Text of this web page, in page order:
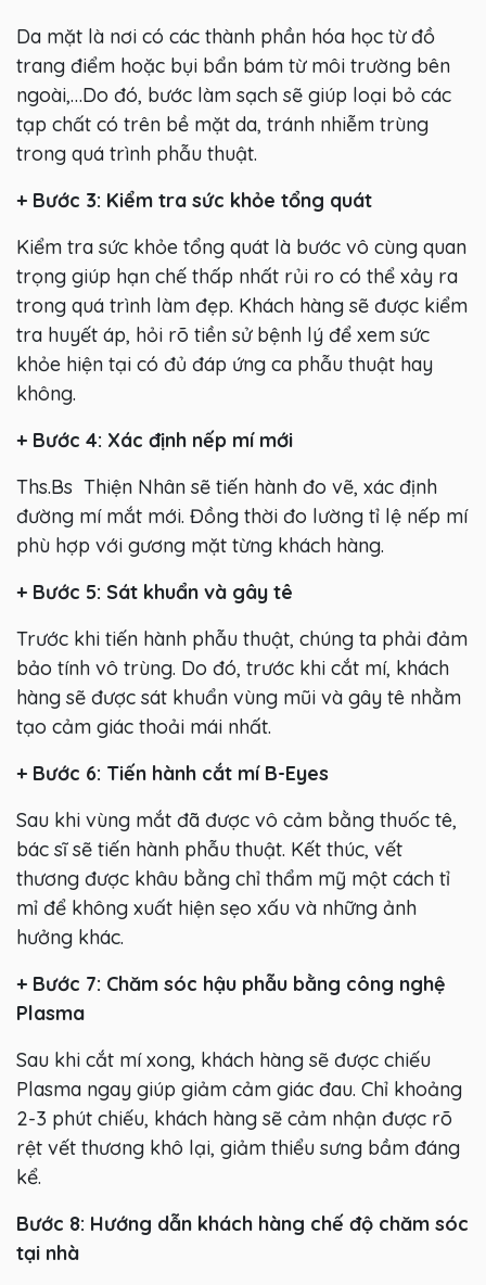
Da mặt là nơi có các thành phần hóa học từ đồ
trang điểm hoặc bụi bẩn bám từ môi trường bên
ngoài,…Do đó, bước làm sạch sẽ giúp loại bỏ các
tạp chất có trên bề mặt da, tránh nhiễm trùng
trong quá trình phẫu thuật.
+ Bước 3: Kiểm tra sức khỏe tổng quát
Kiểm tra sức khỏe tổng quát là bước vô cùng quan
trọng giúp hạn chế thấp nhất rủi ro có thể xảy ra
trong quá trình làm đẹp. Khách hàng sẽ được kiểm
tra huyết áp, hỏi rõ tiền sử bệnh lý để xem sức
khỏe hiện tại có đủ đáp ứng ca phẫu thuật hay
không.
+ Bước 4: Xác định nếp mí mới
Ths.Bs Thiện Nhân sẽ tiến hành đo vẽ, xác định
đường mí mắt mới. Đồng thời đo lường tỉ lệ nếp mí
phù hợp với gương mặt từng khách hàng.
+ Bước 5: Sát khuẩn và gây tê
Trước khi tiến hành phẫu thuật, chúng ta phải đảm
bảo tính vô trùng. Do đó, trước khi cắt mí, khách
hàng sẽ được sát khuẩn vùng mũi và gây tê nhằm
tạo cảm giác thoải mái nhất.
+ Bước 6: Tiến hành cắt mí B-Eyes
Sau khi vùng mắt đã được vô cảm bằng thuốc tê,
bác sĩ sẽ tiến hành phẫu thuật. Kết thúc, vết
thương được khâu bằng chỉ thẩm mỹ một cách tỉ
mỉ để không xuất hiện sẹo xấu và những ảnh
hưởng khác.
+ Bước 7: Chăm sóc hậu phẫu bằng công nghệ
Plasma
Sau khi cắt mí xong, khách hàng sẽ được chiếu
Plasma ngay giúp giảm cảm giác đau. Chỉ khoảng
2-3 phút chiếu, khách hàng sẽ cảm nhận được rõ
rệt vết thương khô lại, giảm thiểu sưng bầm đáng
kể.
Bước 8: Hướng dẫn khách hàng chế độ chăm sóc
tại nhà